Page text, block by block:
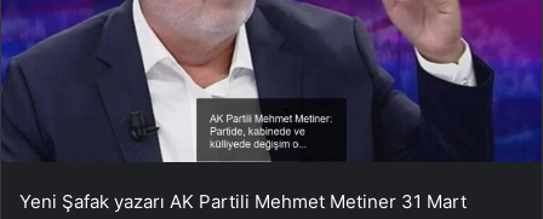
Yeni Şafak yazarı AK Partili Mehmet Metiner 31 Mart